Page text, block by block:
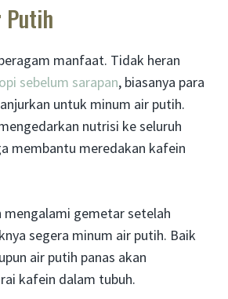
Putih
manfaat. Tidak heran
sebelum sarapan, biasanya para
untuk minum air putih.
nutrisi ke seluruh
membantu meredakan kafein
mengalami gemetar setelah
segera minum air putih. Baik
air putih panas akan
kafein dalam tubuh.